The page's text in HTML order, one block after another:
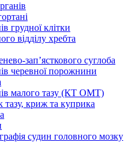
грудної клітки
відділу хребта
зап’ясткового суглоба
черевної порожнини
малого тазу (КТ ОМТ)
тазу, криж та куприка
судин головного мозку